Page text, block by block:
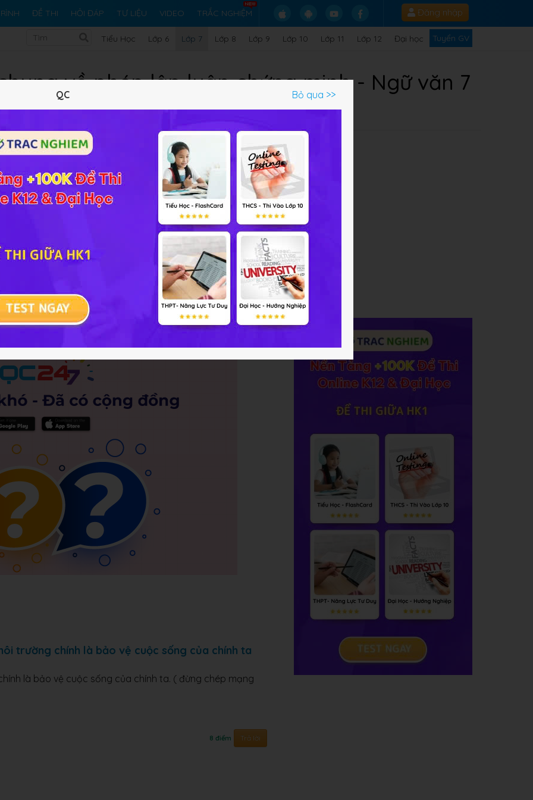
ĐỀ THI HỎI ĐÁP TƯ LIỆU VIDEO TRẮC NGHIỆM Đăng nhập
Tiểu Học Lớp 6 Lớp 7 Lớp 8 Lớp 9 Lớp 10 Lớp 11 Lớp 12 Đại học Tuyển GV
về phép lập luận chứng minh - Ngữ văn 7
2 điểm Trả lời
trường chính là bảo vệ cuộc sống của chính ta
là bảo vệ cuộc sống của chính ta. ( đừng chép mạng
8 điểm Trả lời
QC Bỏ qua >>